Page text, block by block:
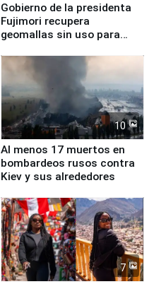
Gobierno de la presidenta
Fujimori recupera
geomallas sin uso para
Fenómeno El Niño
10
Al menos 17 muertos en
bombardeos rusos contra
Kiev y sus alrededores
7